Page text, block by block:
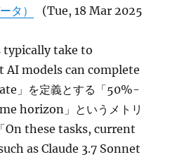
タ）
(Tue, 18 Mar 2025
typically take to
AI models can complete
」を定義とする「50%-
horizon」というメトリ
On these tasks, current
as Claude 3.7 Sonnet